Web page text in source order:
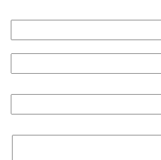
أبراج
سيارات